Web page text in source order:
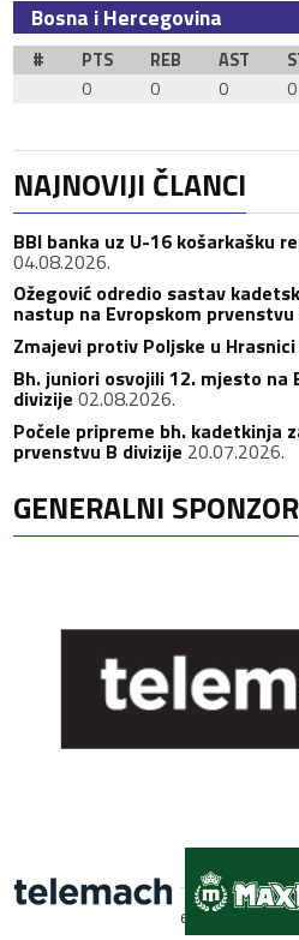
Bosna i Hercegovina
# PTS REB AST
0
0 0 0
NAJNOVIJI ČLANCI
BBI banka uz U-16 košarkašku
04.08.2026.
Ožegović odredio sastav
nastup na Evropskom
Zmajevi protiv Poljske u
Bh. juniori osvojili 12. mjesto na
divizije 02.08.2026.
Počele pripreme bh. kadetkinja
prvenstvu B divizije 20.07.2026.
GENERALNI SPONZOR
[custom-facebook-feed]